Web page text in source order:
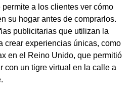
a los clientes ver cómo
su hogar antes de comprarlos.
publicitarias que utilizan la
crear experiencias únicas, como
en el Reino Unido, que permitió
con un tigre virtual en la calle a